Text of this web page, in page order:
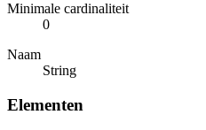
Minimale cardinaliteit
0
Naam
String
Elementen